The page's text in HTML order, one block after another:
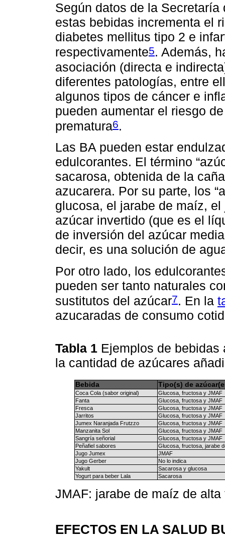
Según datos de la
estas bebidas incrementa el
diabetes mellitus tipo 2 e
respectivamente5. Además,
asociación (directa e
diferentes patologías, entre
algunos tipos de cáncer e
pueden aumentar el riesgo
prematura6.
Las BA pueden estar
edulcorantes. El término
sacarosa, obtenida de la
azucarera. Por su parte, los
glucosa, el jarabe de maíz,
azúcar invertido (que es el
de inversión del azúcar
decir, es una solución de
Por otro lado, los
pueden ser tanto naturales
sustitutos del azúcar7. En la
azucaradas de consumo
Tabla 1 Ejemplos de
la cantidad de azúcares
Bebida Tipo(s) de
Coca Cola (sabor original)
Glucosa, fructosa y JMAF
Fanta
Glucosa, fructosa y JMAF
Fresca
Glucosa, fructosa y JMAF
Jarritos
Glucosa, fructosa y JMAF
Jumex Naranjada Frutzzo
Glucosa, fructosa y JMAF
Manzanita Sol
Glucosa, fructosa y JMAF
Sangría señorial
Glucosa, fructosa y JMAF
Peñafiel sabores
Glucosa, fructosa, jarabe
Jugo Jumex
JMAF
Jugo Gerber
No lo indica
Yakult
Sacarosa y glucosa
Yogurt para beber Lala
Sacarosa
JMAF: jarabe de maíz de alta
EFECTOS EN LA SALUD